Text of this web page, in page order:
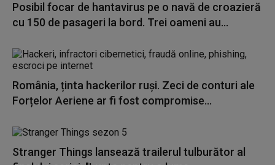
Posibil focar de hantavirus pe o navă de croazieră
cu 150 de pasageri la bord. Trei oameni au...
România, ținta hackerilor ruși. Zeci de conturi ale
Forțelor Aeriene ar fi fost compromise...
Stranger Things lansează trailerul tulburător al